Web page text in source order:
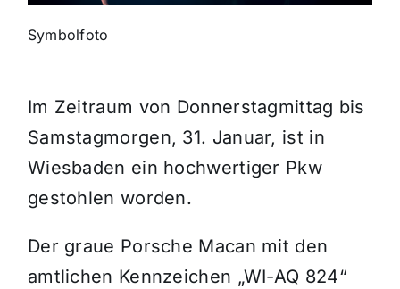
Themen und Termine
Gewinnspiele
Symbolfoto
Im Zeitraum von Donnerstagmittag bis
Samstagmorgen, 31. Januar, ist in
Wiesbaden ein hochwertiger Pkw
gestohlen worden.
Der graue Porsche Macan mit den
amtlichen Kennzeichen „WI-AQ 824“